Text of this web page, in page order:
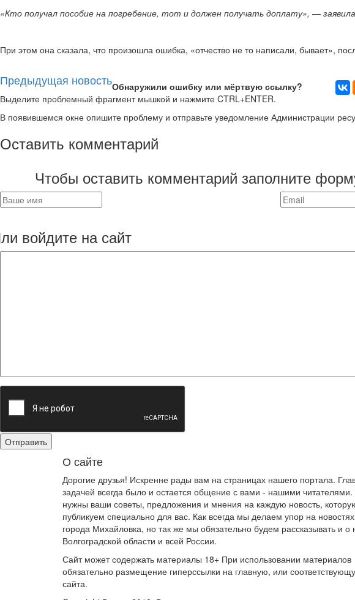
«Кто получал пособие на погребение, тот и должен получать доплату», —
При этом она сказала, что произошла ошибка, «отчество не то написали, бывает»,
Предыдущая новостьОбнаружили ошибку или мёртвую ссылку?
Выделите проблемный фрагмент мышкой и нажмите CTRL+ENTER.
В появившемся окне опишите проблему и отправьте уведомление Администрации
Оставить комментарий
Чтобы оставить комментарий заполните
войдите на сайт
О сайте
Дорогие друзья! Искренне рады вам на страницах нашего портала.
задачей всегда было и остается общение с вами - нашими
нужны ваши советы, предложения и мнения на каждую новость,
публикуем специально для вас. Как всегда мы делаем упор на
города Михайловка, но так же мы обязательно будем рассказывать и о
Волгоградской области и всей России.
Сайт может содержать материалы 18+ При использовании материалов
обязательно размещение гиперссылки на главную, или
сайта.